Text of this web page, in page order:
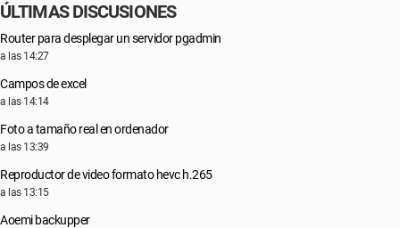
ÚLTIMAS DISCUSIONES
Router para desplegar un servidor pgadmin
a las 14:27
Campos de excel
a las 14:14
Foto a tamaño real en ordenador
a las 13:39
Reproductor de video formato hevc h.265
a las 13:15
Aoemi backupper